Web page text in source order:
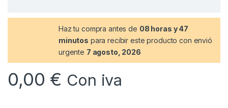
Haz tu compra antes de 08 horas y 47
minutos para recibir este producto con envió
urgente 7 agosto, 2026
0,00 € Con iva